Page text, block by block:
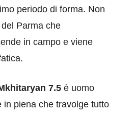
periodo di forma. Non
Parma che
in campo e viene
7.5 è uomo
in piena che travolge tutto